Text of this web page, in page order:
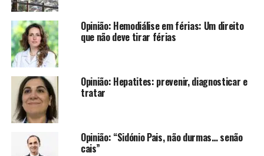
Opinião: Hemodiálise em férias: Um direito
que não deve tirar férias
Opinião: Hepatites: prevenir, diagnosticar e
tratar
Opinião: “Sidónio Pais, não durmas… senão
cais”